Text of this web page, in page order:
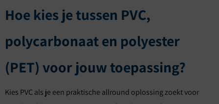
Hoe kies je tussen PVC,
polycarbonaat en polyester
(PET) voor jouw toepassing?
Kies PVC als je een praktische allround oplossing zoekt voor